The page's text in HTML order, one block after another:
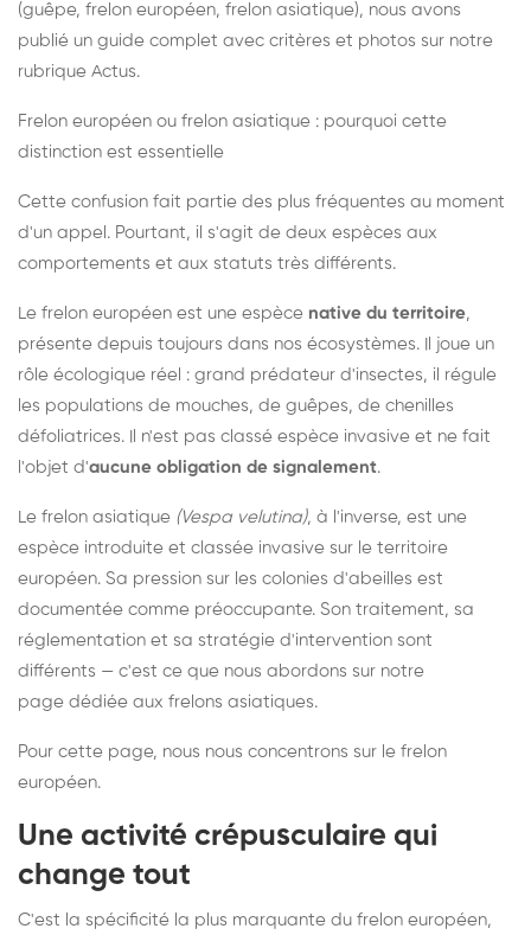
(guêpe, frelon européen, frelon asiatique), nous avons
publié un guide complet avec critères et photos sur notre
rubrique Actus.
Frelon européen ou frelon asiatique : pourquoi cette
distinction est essentielle
Cette confusion fait partie des plus fréquentes au moment
d'un appel. Pourtant, il s'agit de deux espèces aux
comportements et aux statuts très différents.
Le frelon européen est une espèce native du territoire,
présente depuis toujours dans nos écosystèmes. Il joue un
rôle écologique réel : grand prédateur d'insectes, il régule
les populations de mouches, de guêpes, de chenilles
défoliatrices. Il n'est pas classé espèce invasive et ne fait
l'objet d'aucune obligation de signalement.
Le frelon asiatique (Vespa velutina), à l'inverse, est une
espèce introduite et classée invasive sur le territoire
européen. Sa pression sur les colonies d'abeilles est
documentée comme préoccupante. Son traitement, sa
réglementation et sa stratégie d'intervention sont
différents — c'est ce que nous abordons sur notre
page dédiée aux frelons asiatiques.
Pour cette page, nous nous concentrons sur le frelon
européen.
Une activité crépusculaire qui
change tout
C'est la spécificité la plus marquante du frelon européen,